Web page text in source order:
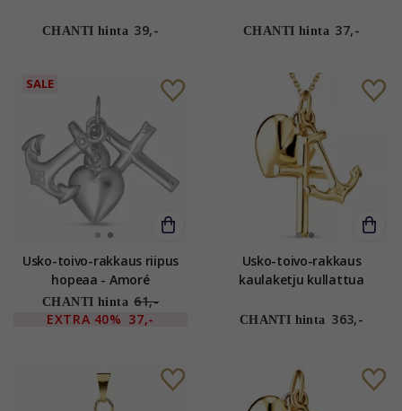
CHANTI hinta 39,- CHANTI hinta 37,-
SALE
Usko-toivo-rakkaus riipus
hopeaa - Amoré
CHANTI hinta 61,-
EXTRA 40% 37,-
Usko-toivo-rakkaus
kaulaketju kullattua
kultaa - Amoré
CHANTI hinta 363,-